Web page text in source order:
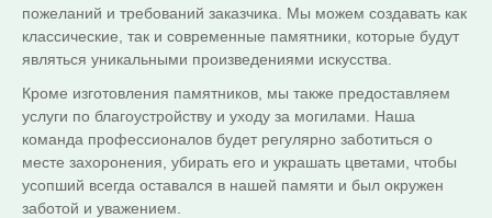
пожеланий и требований заказчика. Мы можем создавать как
классические, так и современные памятники, которые будут
являться уникальными произведениями искусства.
Кроме изготовления памятников, мы также предоставляем
услуги по благоустройству и уходу за могилами. Наша
команда профессионалов будет регулярно заботиться о
месте захоронения, убирать его и украшать цветами, чтобы
усопший всегда оставался в нашей памяти и был окружен
заботой и уважением.